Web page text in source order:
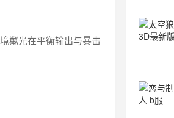
粼光在平衡输出与暴击